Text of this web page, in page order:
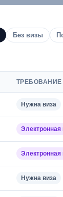
Без визы
Нужна виза
Электронная
Электронная
Нужна виза